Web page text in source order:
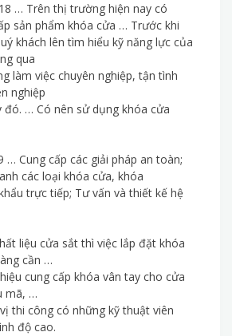
… Trên thị trường hiện nay có
sản phẩm khóa cửa … Trước khi
khách lên tìm hiểu kỹ năng lực của
qua
làm việc chuyên nghiệp, tận tình
nghiệp
đó. … Có nên sử dụng khóa cửa
… Cung cấp các giải pháp an toàn;
các loại khóa cửa, khóa
trực tiếp; Tư vấn và thiết kế hệ
liệu cửa sắt thì việc lắp đặt khóa
cần …
cung cấp khóa vân tay cho cửa
mã, …
thi công có những kỹ thuật viên
độ cao.